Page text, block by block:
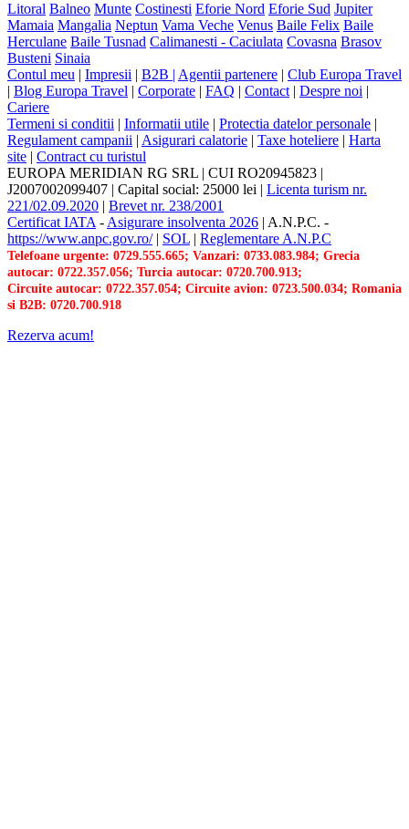
Litoral Balneo Munte Costinesti Eforie Nord Eforie Sud Jupiter
Mamaia Mangalia Neptun Vama Veche Venus Baile Felix Baile
Herculane Baile Tusnad Calimanesti - Caciulata Covasna Brasov
Busteni Sinaia
Contul meu | Impresii | B2B | Agentii partenere | Club Europa Travel
| Blog Europa Travel | Corporate | FAQ | Contact | Despre noi |
Cariere
Termeni si conditii | Informatii utile | Protectia datelor personale |
Regulament campanii | Asigurari calatorie | Taxe hoteliere | Harta
site | Contract cu turistul
EUROPA MERIDIAN RG SRL | CUI RO20945823 |
J2007002099407 | Capital social: 25000 lei | Licenta turism nr.
221/02.09.2020 | Brevet nr. 238/2001
Certificat IATA - Asigurare insolventa 2026 | A.N.P.C. -
https://www.anpc.gov.ro/| SOL | Reglementare A.N.P.C
Telefoane urgente: 0729.555.665; Vanzari: 0733.083.984; Grecia
autocar: 0722.357.056; Turcia autocar: 0720.700.913;
Circuite autocar: 0722.357.054; Circuite avion: 0723.500.034; Romania
si B2B: 0720.700.918
Rezerva acum!